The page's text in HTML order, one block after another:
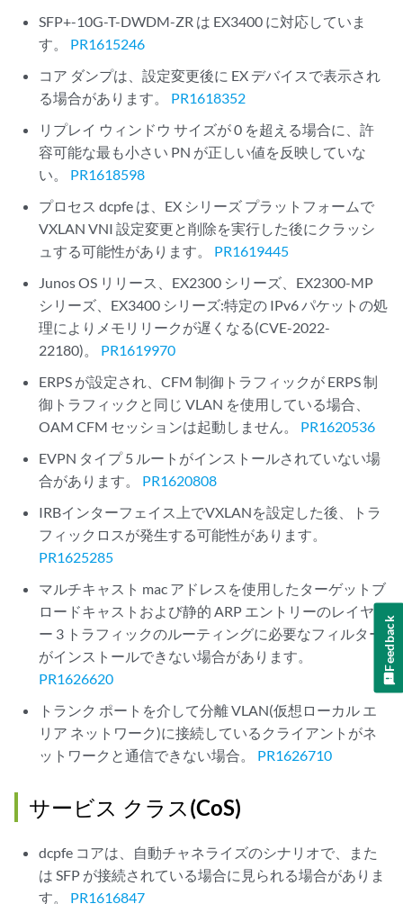
SFP+-10G-T-DWDM-ZR は EX3400 に対応していま
す。 PR1615246
コア ダンプは、設定変更後に EX デバイスで表示され
る場合があります。 PR1618352
リプレイ ウィンドウ サイズが 0 を超える場合に、許
容可能な最も小さい PN が正しい値を反映していな
い。 PR1618598
プロセス dcpfe は、EX シリーズ プラットフォームで
VXLAN VNI 設定変更と削除を実行した後にクラッシ
ュする可能性があります。 PR1619445
Junos OS リリース、EX2300 シリーズ、EX2300-MP
シリーズ、EX3400 シリーズ:特定の IPv6 パケットの処
理によりメモリリークが遅くなる(CVE-2022-
22180)。 PR1619970
ERPS が設定され、CFM 制御トラフィックが ERPS 制
御トラフィックと同じ VLAN を使用している場合、
OAM CFM セッションは起動しません。 PR1620536
EVPN タイプ 5 ルートがインストールされていない場
合があります。 PR1620808
IRBインターフェイス上でVXLANを設定した後、トラ
フィックロスが発生する可能性があります。
PR1625285
マルチキャスト mac アドレスを使用したターゲットブ
ロードキャストおよび静的 ARP エントリーのレイヤ
ー 3 トラフィックのルーティングに必要なフィルター
がインストールできない場合があります。
PR1626620
トランク ポートを介して分離 VLAN(仮想ローカル エ
リア ネットワーク)に接続しているクライアントがネ
ットワークと通信できない場合。 PR1626710
サービス クラス(CoS)
dcpfe コアは、自動チャネライズのシナリオで、また
は SFP が接続されている場合に見られる場合がありま
す。 PR1616847
Feedback